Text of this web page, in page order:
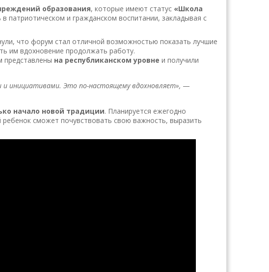
образования, которые имеют статус «Школа
патриотическом и гражданском воспитании, закладывая с
что форум стал отличной возможностью показать лучшие
им вдохновение продолжать работу.
представлены на республиканском уровне и получили
инициативами. Это по-настоящему вдохновляет», —
начало новой традиции. Планируется ежегодно
сможет почувствовать свою важность, выразить